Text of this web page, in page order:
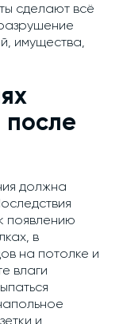
сделают всё
имущества,
после
должна
появлению
в
на потолке и
влаги